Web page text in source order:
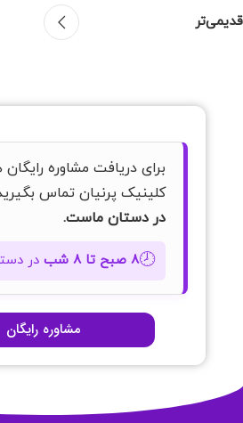
قدیمی‌تر
برای دریافت مشاوره رایگان
کلینیک پرنیان تماس
در دستان ماست.
🕗۸ صبح تا ۸ شب در
مشاوره رایگان